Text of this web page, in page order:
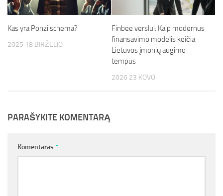
Kas yra Ponzi schema?
2025 18 BIRŽELIO
Finbee verslui: Kaip modernus
finansavimo modelis keičia
Lietuvos įmonių augimo
tempus
2026 23 KOVO
PARAŠYKITE KOMENTARĄ
Komentaras *